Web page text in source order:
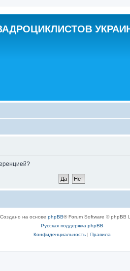
Создано на основе phpBB® Forum Software © phpBB
Русская поддержка phpBB
Конфиденциальность| Правила